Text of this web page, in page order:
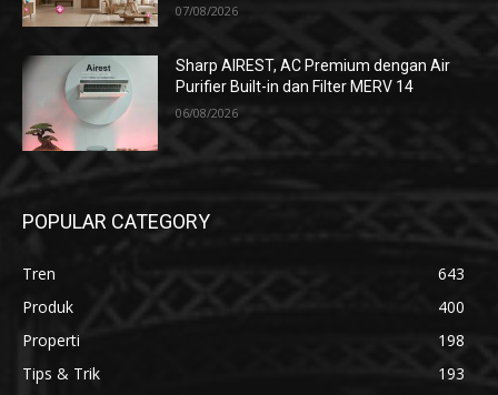
07/08/2026
Sharp AIREST, AC Premium dengan Air
Purifier Built-in dan Filter MERV 14
06/08/2026
POPULAR CATEGORY
Tren
643
Produk
400
Properti
198
Tips & Trik
193